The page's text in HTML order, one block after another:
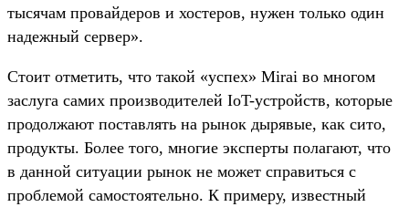
тысячам провайдеров и хостеров, нужен только один
надежный сервер».
Стоит отметить, что такой «успех» Mirai во многом
заслуга самих производителей IoT-устройств, которые
продолжают поставлять на рынок дырявые, как сито,
продукты. Более того, многие эксперты полагают, что
в данной ситуации рынок не может справиться с
проблемой самостоятельно. К примеру, известный